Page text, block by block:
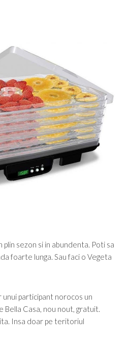
sezon si in abundenta. Poti sa
foarte lunga. Sau faci o Vegeta
unui participant norocos un
Bella Casa, nou nout, gratuit.
Insa doar pe teritoriul